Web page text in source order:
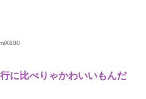
に比べりゃかわいいもんだ